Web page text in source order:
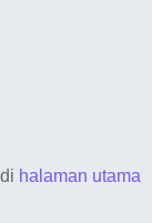
halaman utama